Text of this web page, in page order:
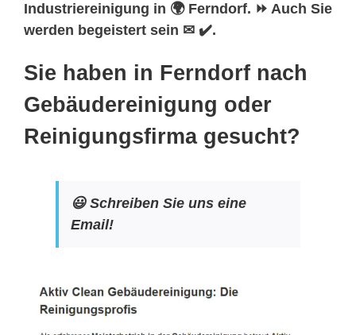
Industriereinigung in 🌍 Ferndorf. ⏩ Auch Sie
werden begeistert sein ✉ ✔️.
Sie haben in Ferndorf nach
Gebäudereinigung oder
Reinigungsfirma gesucht?
😃 Schreiben Sie uns eine
Email!